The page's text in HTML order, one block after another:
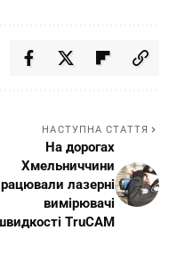
НАСТУПНА СТАТТЯ
На дорогах
Хмельниччини
лазерні
вимірювачі
TruCAM